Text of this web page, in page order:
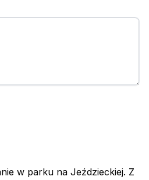
w parku na Jeździeckiej. Z